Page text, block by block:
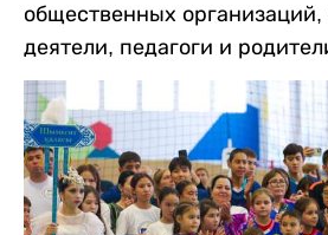
общественных
деятели, педагоги и